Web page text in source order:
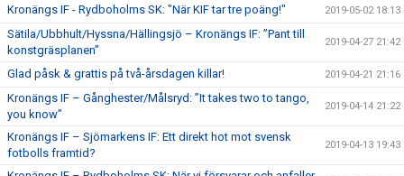
Kronängs IF - Rydboholms SK: "När KIF tar tre poäng!" 2019-05-02 18:13
Sätila/Ubbhult/Hyssna/Hällingsjö – Kronängs IF: ”Pant till
konstgräsplanen”
2019-04-27 21:42
Glad påsk & grattis på två-årsdagen killar! 2019-04-21 21:16
Kronängs IF – Gånghester/Målsryd: ”It takes two to tango,
you know”
2019-04-14 21:22
Kronängs IF – Sjömarkens IF: Ett direkt hot mot svensk
fotbolls framtid?
2019-04-13 19:43